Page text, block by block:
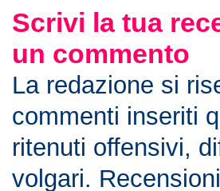
Scrivi la tua
un commento
La redazione si
commenti inseriti
ritenuti offensivi,
volgari.